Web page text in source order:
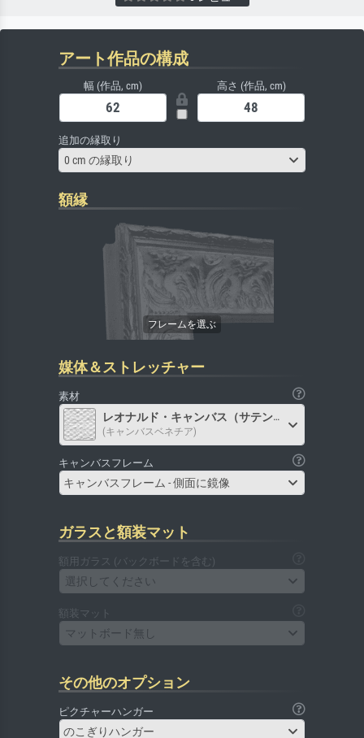
アート作品の構成
幅 (作品, cm) 高さ (作品, cm)
追加の縁取り
0 cm の縁取り
額縁
媒体＆ストレッチャー
素材
レオナルド・キャンバス（サテン）
(キャンバスベネチア)
キャンバスフレーム
キャンバスフレーム - 側面に鏡像
ガラスと額装マット
額用ガラス (バックボードを含む)
選択してください
額装マット
マットボード無し
その他のオプション
ピクチャーハンガー
のこぎりハンガー